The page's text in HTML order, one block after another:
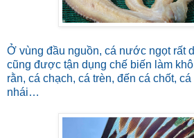
Ở vùng đầu nguồn, cá nước ngọt rất
cũng được tận dụng chế biến làm
rằn, cá chạch, cá trèn, đến cá chốt,
nhái…